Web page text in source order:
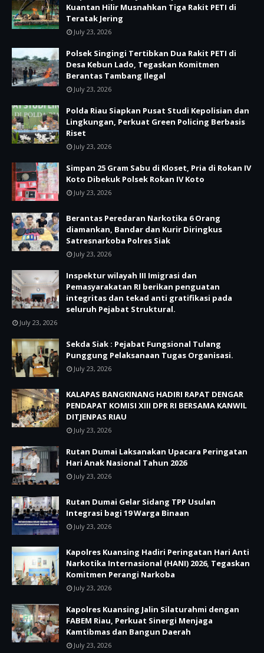
Kuantan Hilir Musnahkan Tiga Rakit PETI di
Teratak Jering
July 23, 2026
Polsek Singingi Tertibkan Dua Rakit PETI di
Desa Kebun Lado, Tegaskan Komitmen
Berantas Tambang Ilegal
July 23, 2026
Polda Riau Siapkan Pusat Studi Kepolisian dan
Lingkungan, Perkuat Green Policing Berbasis
Riset
July 23, 2026
Simpan 25 Gram Sabu di Kloset, Pria di Rokan IV
Koto Dibekuk Polsek Rokan IV Koto
July 23, 2026
Berantas Peredaran Narkotika 6 Orang
diamankan, Bandar dan Kurir Diringkus
Satresnarkoba Polres Siak
July 23, 2026
Inspektur wilayah III Imigrasi dan
Pemasyarakatan RI berikan penguatan
integritas dan tekad anti gratifikasi pada
seluruh Pejabat Struktural.
July 23, 2026
Sekda Siak : Pejabat Fungsional Tulang
Punggung Pelaksanaan Tugas Organisasi.
July 23, 2026
KALAPAS BANGKINANG HADIRI RAPAT DENGAR
PENDAPAT KOMISI XIII DPR RI BERSAMA KANWIL
DITJENPAS RIAU
July 23, 2026
Rutan Dumai Laksanakan Upacara Peringatan
Hari Anak Nasional Tahun 2026
July 23, 2026
Rutan Dumai Gelar Sidang TPP Usulan
Integrasi bagi 19 Warga Binaan
July 23, 2026
Kapolres Kuansing Hadiri Peringatan Hari Anti
Narkotika Internasional (HANI) 2026, Tegaskan
Komitmen Perangi Narkoba
July 23, 2026
Kapolres Kuansing Jalin Silaturahmi dengan
FABEM Riau, Perkuat Sinergi Menjaga
Kamtibmas dan Bangun Daerah
July 23, 2026